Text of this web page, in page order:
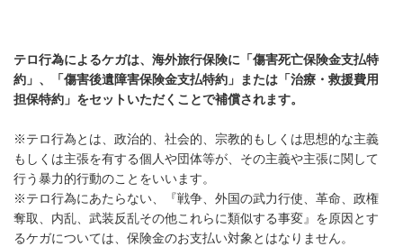
テロ行為によるケガは、海外旅行保険に「傷害死亡保険金支払特
約」、「傷害後遺障害保険金支払特約」または「治療・救援費用
担保特約」をセットいただくことで補償されます。
※テロ行為とは、政治的、社会的、宗教的もしくは思想的な主義
もしくは主張を有する個人や団体等が、その主義や主張に関して
行う暴力的行動のことをいいます。
※テロ行為にあたらない、『戦争、外国の武力行使、革命、政権
奪取、内乱、武装反乱その他これらに類似する事変』を原因とす
るケガについては、保険金のお支払い対象とはなりません。